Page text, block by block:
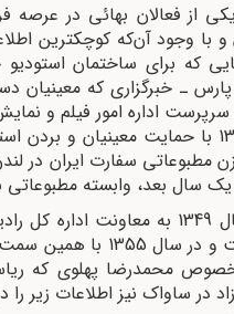
از فعالان بهائی در
و با وجود آن‌که کوچکترین
که برای ساختمان
ـ خبرگزاری که معینیان
اداره امور فیلم و
بود و در سال 1343 با حمایت
سال بعد، وابسته مطبوعاتی
تگزاس آمریکا رفت
در ساواک نیز اطلاعات زیر